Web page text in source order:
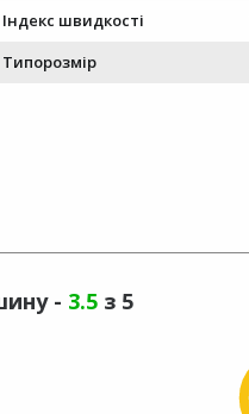
Індекс швидкості
Типорозмір
- 3.5 з 5